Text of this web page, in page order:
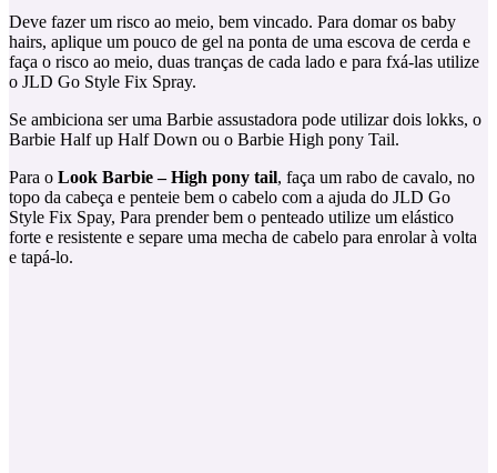
Deve fazer um risco ao meio, bem vincado. Para domar os baby
hairs, aplique um pouco de gel na ponta de uma escova de cerda e
faça o risco ao meio, duas tranças de cada lado e para fxá-las utilize
o JLD Go Style Fix Spray.
Se ambiciona ser uma Barbie assustadora pode utilizar dois lokks, o
Barbie Half up Half Down ou o Barbie High pony Tail.
Para o Look Barbie – High pony tail, faça um rabo de cavalo, no
topo da cabeça e penteie bem o cabelo com a ajuda do JLD Go
Style Fix Spay, Para prender bem o penteado utilize um elástico
forte e resistente e separe uma mecha de cabelo para enrolar à volta
e tapá-lo.